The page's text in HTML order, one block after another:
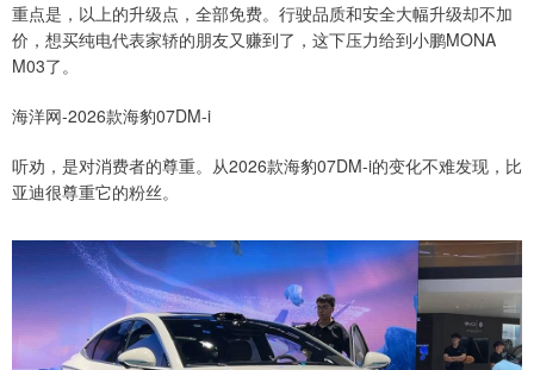
重点是，以上的升级点，全部免费。行驶品质和安全大幅升级却不加
价，想买纯电代表家轿的朋友又赚到了，这下压力给到小鹏MONA
M03了。
海洋网-2026款海豹07DM-i
听劝，是对消费者的尊重。从2026款海豹07DM-i的变化不难发现，比
亚迪很尊重它的粉丝。